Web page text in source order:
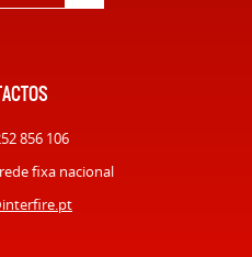
856 106
fixa nacional